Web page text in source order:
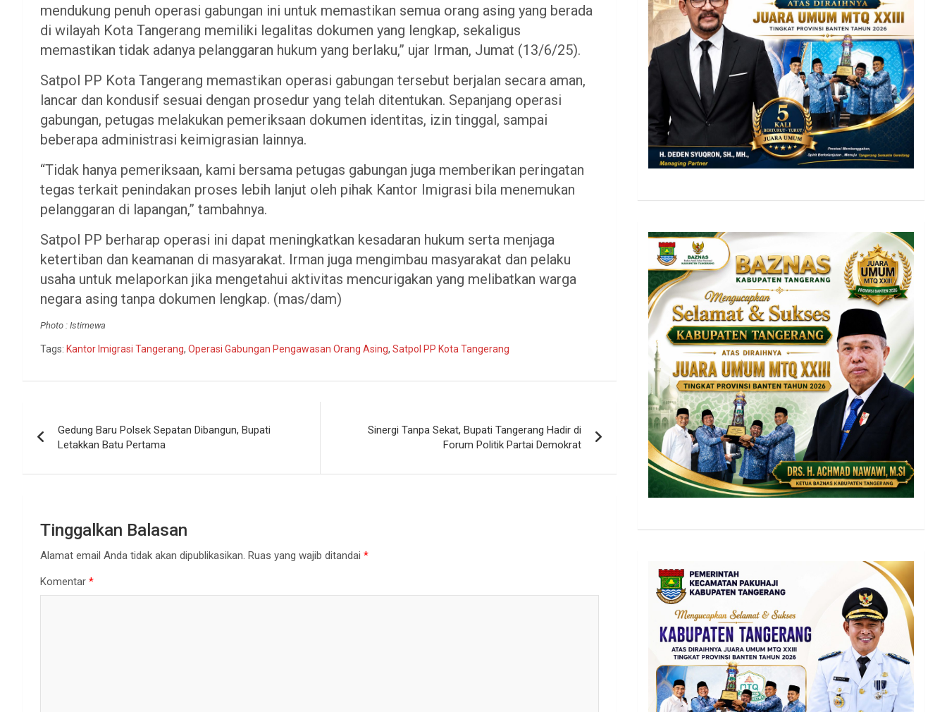
mendukung penuh operasi gabungan ini untuk memastikan semua orang asing yang berada
di wilayah Kota Tangerang memiliki legalitas dokumen yang lengkap, sekaligus
memastikan tidak adanya pelanggaran hukum yang berlaku,” ujar Irman, Jumat (13/6/25).
Satpol PP Kota Tangerang memastikan operasi gabungan tersebut berjalan secara aman,
lancar dan kondusif sesuai dengan prosedur yang telah ditentukan. Sepanjang operasi
gabungan, petugas melakukan pemeriksaan dokumen identitas, izin tinggal, sampai
beberapa administrasi keimigrasian lainnya.
“Tidak hanya pemeriksaan, kami bersama petugas gabungan juga memberikan peringatan
tegas terkait penindakan proses lebih lanjut oleh pihak Kantor Imigrasi bila menemukan
pelanggaran di lapangan,” tambahnya.
Satpol PP berharap operasi ini dapat meningkatkan kesadaran hukum serta menjaga
ketertiban dan keamanan di masyarakat. Irman juga mengimbau masyarakat dan pelaku
usaha untuk melaporkan jika mengetahui aktivitas mencurigakan yang melibatkan warga
negara asing tanpa dokumen lengkap. (mas/dam)
Photo : Istimewa
Tags: Kantor Imigrasi Tangerang, Operasi Gabungan Pengawasan Orang Asing, Satpol PP Kota Tangerang
pos
Gedung Baru Polsek Sepatan Dibangun, Bupati
Letakkan Batu Pertama
Sinergi Tanpa Sekat, Bupati Tangerang Hadir di
Forum Politik Partai Demokrat
Tinggalkan Balasan
Alamat email Anda tidak akan dipublikasikan. Ruas yang wajib ditandai *
Komentar *